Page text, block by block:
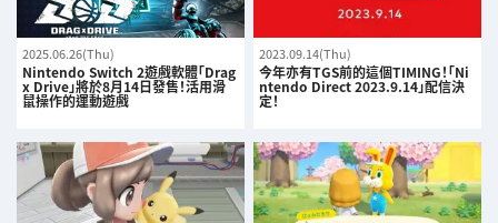
2025.06.26(Thu)
Nintendo Switch 2遊戲軟體「Drag
x Drive」將於8月14日發售！活用滑
鼠操作的運動遊戲
2023.09.14(Thu)
今年亦有TGS前的這個TIMING！「Ni
ntendo Direct 2023.9.14」配信決
定！